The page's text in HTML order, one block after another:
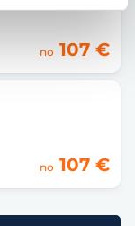
no 107 €
no 107 €